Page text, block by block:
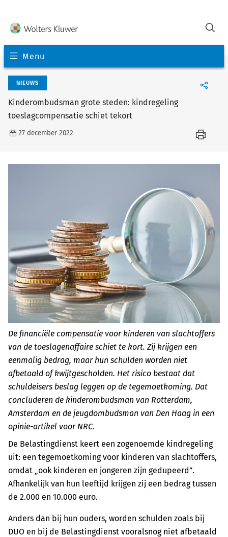
Menu
NIEUWS
Kinderombudsman grote steden: kindregeling
toeslagcompensatie schiet tekort
27 december 2022
De financiële compensatie voor kinderen van slachtoffers
van de toeslagenaffaire schiet te kort. Zij krijgen een
eenmalig bedrag, maar hun schulden worden niet
afbetaald of kwijtgescholden. Het risico bestaat dat
schuldeisers beslag leggen op de tegemoetkoming. Dat
concluderen de kinderombudsman van Rotterdam,
Amsterdam en de jeugdombudsman van Den Haag in een
opinie-artikel voor NRC.
De Belastingdienst keert een zogenoemde kindregeling
uit: een tegemoetkoming voor kinderen van slachtoffers,
omdat „ook kinderen en jongeren zijn gedupeerd”.
Afhankelijk van hun leeftijd krijgen zij een bedrag tussen
de 2.000 en 10.000 euro.
Anders dan bij hun ouders, worden schulden zoals bij
DUO en bij de Belastingdienst vooralsnog niet afbetaald